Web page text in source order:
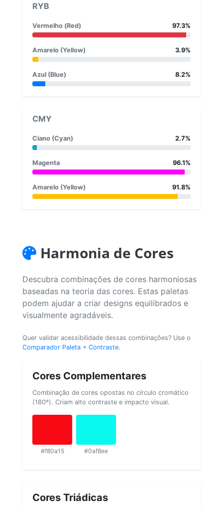
RYB
Vermelho (Red) 97.3%
Amarelo (Yellow) 3.9%
Azul (Blue) 8.2%
CMY
Ciano (Cyan) 2.7%
Magenta 96.1%
Amarelo (Yellow) 91.8%
Harmonia de Cores
Descubra combinações de cores harmoniosas
baseadas na teoria das cores. Estas paletas
podem ajudar a criar designs equilibrados e
visualmente agradáveis.
Quer validar acessibilidade dessas combinações? Use o
Comparador Paleta + Contraste.
Cores Complementares
Combinação de cores opostas no círculo cromático
(180º). Criam alto contraste e impacto visual.
#f80a15 #0af8ee
Cores Triádicas